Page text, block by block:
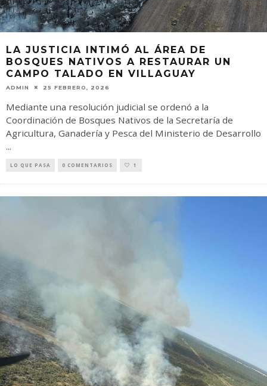
LA JUSTICIA INTIMÓ AL ÁREA DE
BOSQUES NATIVOS A RESTAURAR UN
CAMPO TALADO EN VILLAGUAY
ADMIN 25 FEBRERO, 2026
Mediante una resolución judicial se ordenó a la
Coordinación de Bosques Nativos de la Secretaría de
Agricultura, Ganadería y Pesca del Ministerio de Desarrollo
...
LO QUE PASA 0 COMENTARIOS 1